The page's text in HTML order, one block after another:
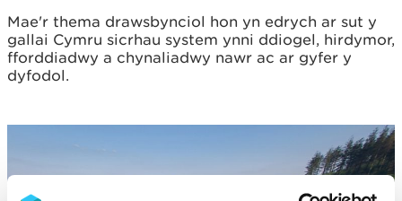
Mae'r thema drawsbynciol hon yn edrych ar sut y
gallai Cymru sicrhau system ynni ddiogel, hirdymor,
fforddiadwy a chynaliadwy nawr ac ar gyfer y
dyfodol.